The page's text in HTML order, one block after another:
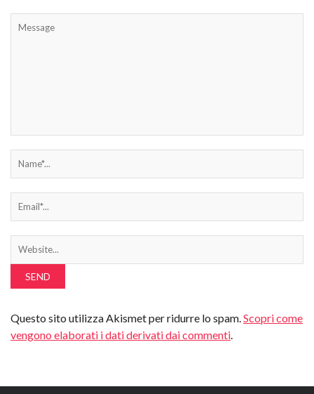
Questo sito utilizza Akismet per ridurre lo spam.Scopri come
vengono elaborati i dati derivati dai commenti.